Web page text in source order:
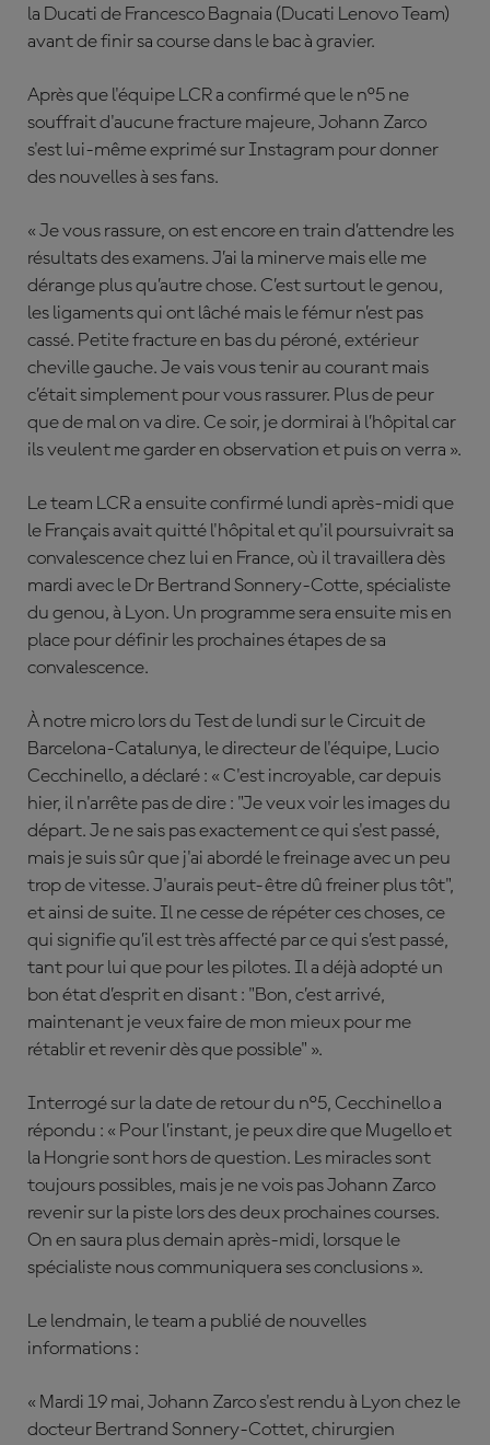
la Ducati de Francesco Bagnaia (Ducati Lenovo Team)
avant de finir sa course dans le bac à gravier.
Après que l'équipe LCR a confirmé que le n°5 ne
souffrait d'aucune fracture majeure, Johann Zarco
s'est lui-même exprimé sur Instagram pour donner
des nouvelles à ses fans.
« Je vous rassure, on est encore en train d’attendre les
résultats des examens. J’ai la minerve mais elle me
dérange plus qu’autre chose. C’est surtout le genou,
les ligaments qui ont lâché mais le fémur n’est pas
cassé. Petite fracture en bas du péroné, extérieur
cheville gauche. Je vais vous tenir au courant mais
c’était simplement pour vous rassurer. Plus de peur
que de mal on va dire. Ce soir, je dormirai à l’hôpital car
ils veulent me garder en observation et puis on verra ».
Le team LCR a ensuite confirmé lundi après-midi que
le Français avait quitté l'hôpital et qu'il poursuivrait sa
convalescence chez lui en France, où il travaillera dès
mardi avec le Dr Bertrand Sonnery-Cotte, spécialiste
du genou, à Lyon. Un programme sera ensuite mis en
place pour définir les prochaines étapes de sa
convalescence.
À notre micro lors du Test de lundi sur le Circuit de
Barcelona-Catalunya, le directeur de l'équipe, Lucio
Cecchinello, a déclaré : « C'est incroyable, car depuis
hier, il n'arrête pas de dire : "Je veux voir les images du
départ. Je ne sais pas exactement ce qui s'est passé,
mais je suis sûr que j'ai abordé le freinage avec un peu
trop de vitesse. J'aurais peut-être dû freiner plus tôt",
et ainsi de suite. Il ne cesse de répéter ces choses, ce
qui signifie qu’il est très affecté par ce qui s’est passé,
tant pour lui que pour les pilotes. Il a déjà adopté un
bon état d’esprit en disant : "Bon, c’est arrivé,
maintenant je veux faire de mon mieux pour me
rétablir et revenir dès que possible" ».
Interrogé sur la date de retour du n°5, Cecchinello a
répondu : « Pour l’instant, je peux dire que Mugello et
la Hongrie sont hors de question. Les miracles sont
toujours possibles, mais je ne vois pas Johann Zarco
revenir sur la piste lors des deux prochaines courses.
On en saura plus demain après-midi, lorsque le
spécialiste nous communiquera ses conclusions ».
Le lendmain, le team a publié de nouvelles
informations :
« Mardi 19 mai, Johann Zarco s'est rendu à Lyon chez le
docteur Bertrand Sonnery-Cottet, chirurgien